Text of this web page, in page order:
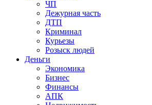
ЧП
Дежурная часть
ДТП
Криминал
Курьезы
Розыск людей
Деньги
Экономика
Бизнес
Финансы
АПК